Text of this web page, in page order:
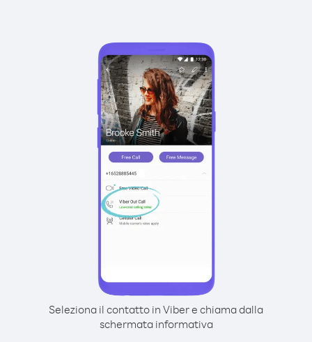
Seleziona il contatto in Viber e chiama dalla
schermata informativa